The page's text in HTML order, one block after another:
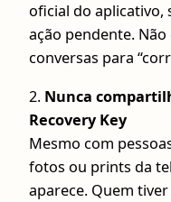
oficial do aplicativo,
ação pendente.
conversas para
2. Nunca
Recovery Key
Mesmo com
fotos ou prints da
aparece. Quem